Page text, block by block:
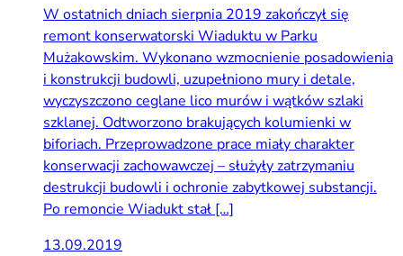
W ostatnich dniach sierpnia 2019 zakończył się
remont konserwatorski Wiaduktu w Parku
Mużakowskim. Wykonano wzmocnienie posadowienia
i konstrukcji budowli, uzupełniono mury i detale,
wyczyszczono ceglane lico murów i wątków szlaki
szklanej. Odtworzono brakujących kolumienki w
biforiach. Przeprowadzone prace miały charakter
konserwacji zachowawczej – służyły zatrzymaniu
destrukcji budowli i ochronie zabytkowej substancji.
Po remoncie Wiadukt stał […]
13.09.2019